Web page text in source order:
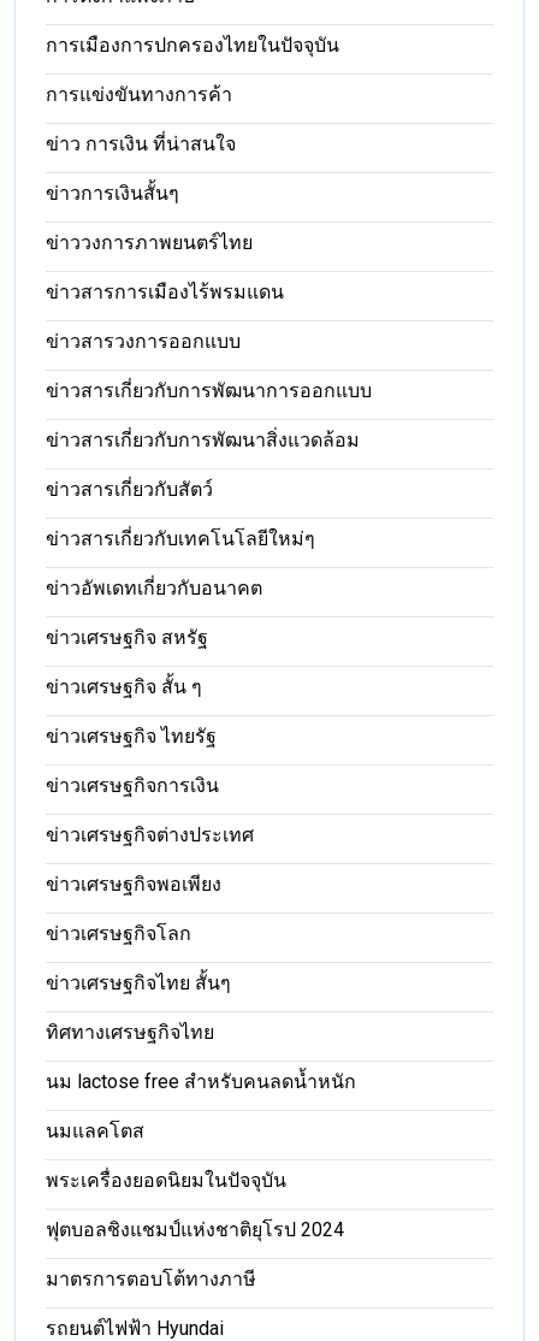
การเมืองการปกครองไทยในปัจจุบัน
การแข่งขันทางการค้า
ข่าว การเงิน ที่น่าสนใจ
ข่าวการเงินสั้นๆ
ข่าววงการภาพยนตร์ไทย
ข่าวสารการเมืองไร้พรมแดน
ข่าวสารวงการออกแบบ
ข่าวสารเกี่ยวกับการพัฒนาการออกแบบ
ข่าวสารเกี่ยวกับการพัฒนาสิ่งแวดล้อม
ข่าวสารเกี่ยวกับสัตว์
ข่าวสารเกี่ยวกับเทคโนโลยีใหม่ๆ
ข่าวอัพเดทเกี่ยวกับอนาคต
ข่าวเศรษฐกิจ สหรัฐ
ข่าวเศรษฐกิจ สั้น ๆ
ข่าวเศรษฐกิจ ไทยรัฐ
ข่าวเศรษฐกิจการเงิน
ข่าวเศรษฐกิจต่างประเทศ
ข่าวเศรษฐกิจพอเพียง
ข่าวเศรษฐกิจโลก
ข่าวเศรษฐกิจไทย สั้นๆ
ทิศทางเศรษฐกิจไทย
นม lactose free สำหรับคนลดน้ำหนัก
นมแลคโตส
พระเครื่องยอดนิยมในปัจจุบัน
ฟุตบอลชิงแชมป์แห่งชาติยุโรป 2024
มาตรการตอบโต้ทางภาษี
รถยนต์ไฟฟ้า Hyundai